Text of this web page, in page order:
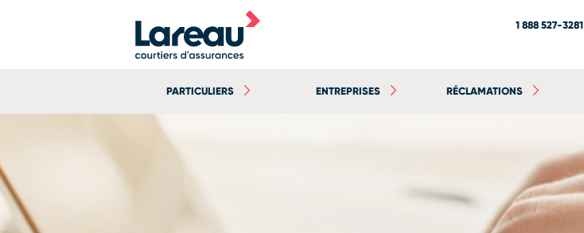
1 888 527-3281
PARTICULIERS ENTREPRISES RÉCLAMATIONS